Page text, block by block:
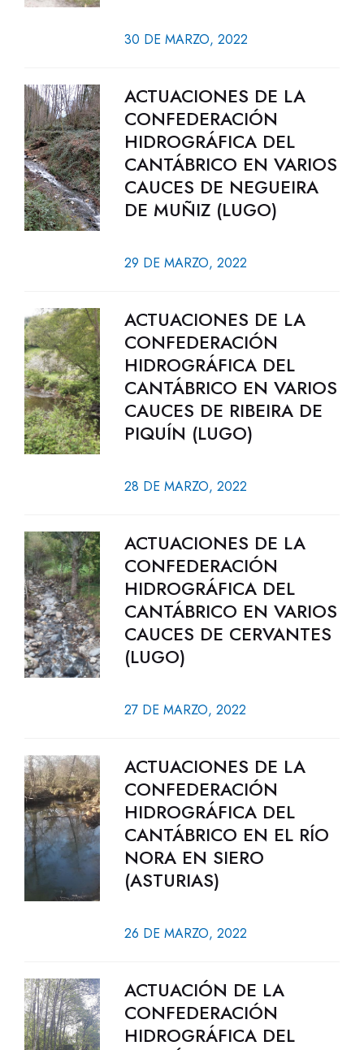
30 DE MARZO, 2022
ACTUACIONES DE LA
CONFEDERACIÓN
HIDROGRÁFICA DEL
CANTÁBRICO EN VARIOS
CAUCES DE NEGUEIRA
DE MUÑIZ (LUGO)
29 DE MARZO, 2022
ACTUACIONES DE LA
CONFEDERACIÓN
HIDROGRÁFICA DEL
CANTÁBRICO EN VARIOS
CAUCES DE RIBEIRA DE
PIQUÍN (LUGO)
28 DE MARZO, 2022
ACTUACIONES DE LA
CONFEDERACIÓN
HIDROGRÁFICA DEL
CANTÁBRICO EN VARIOS
CAUCES DE CERVANTES
(LUGO)
27 DE MARZO, 2022
ACTUACIONES DE LA
CONFEDERACIÓN
HIDROGRÁFICA DEL
CANTÁBRICO EN EL RÍO
NORA EN SIERO
(ASTURIAS)
26 DE MARZO, 2022
ACTUACIÓN DE LA
CONFEDERACIÓN
HIDROGRÁFICA DEL